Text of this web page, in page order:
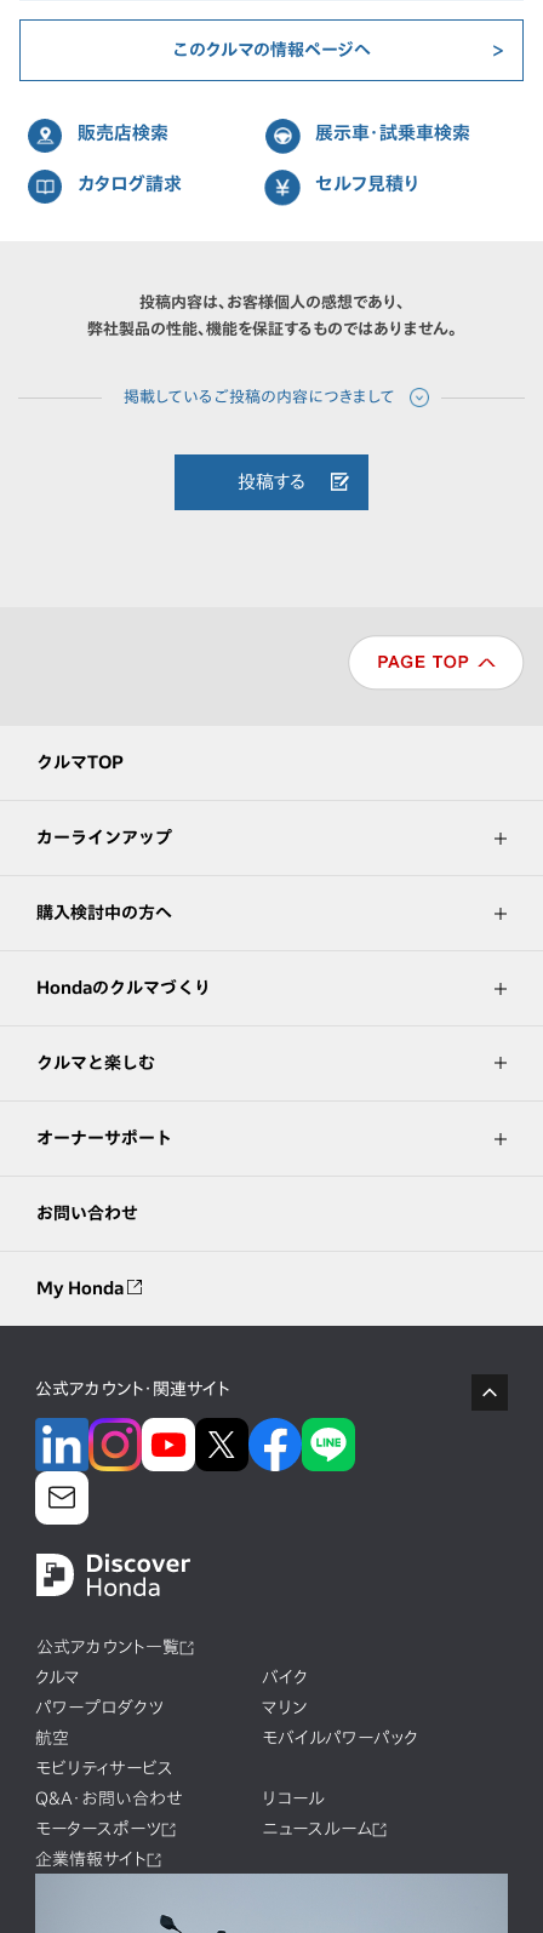
このクルマの情報ページへ
販売店検索 展示車・試乗車検索
カタログ請求 セルフ見積り
投稿内容は、お客様個人の感想であり、
弊社製品の性能、機能を保証するものではありません。
投稿する
クルマTOP
カーラインアップ
購入検討中の方へ
Hondaのクルマづくり
クルマと楽しむ
オーナーサポート
お問い合わせ
My Honda
公式アカウント・関連サイト
公式アカウント一覧
クルマ
バイク
パワープロダクツ
マリン
航空
モバイルパワーパック
モビリティサービス
Q&A・お問い合わせ
リコール
モータースポーツ
ニュースルーム
企業情報サイト